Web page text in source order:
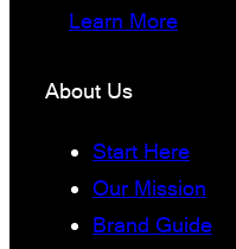
Learn More
About Us
Start Here
Our Mission
Brand Guide